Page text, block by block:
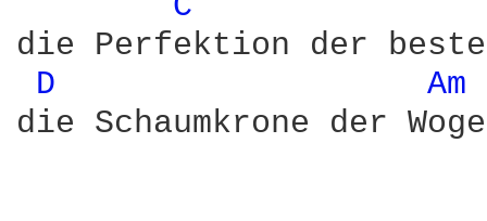
die Perfektion der
D
Am
die Schaumkrone der